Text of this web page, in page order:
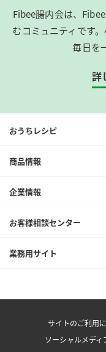
Fibee腸内会は、​
むコミュニティです
毎日を
詳
おうちレシピ
商品情報
企業情報
お客様相談センター
業務用サイト
サイトのご利
ソーシャルメデ